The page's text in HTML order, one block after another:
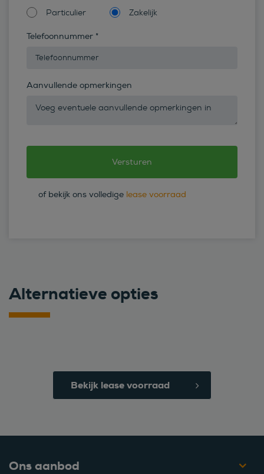
Particulier Zakelijk
Telefoonnummer *
Aanvullende opmerkingen
of bekijk ons volledige lease voorraad
Alternatieve opties
Bekijk lease voorraad
Ons aanbod